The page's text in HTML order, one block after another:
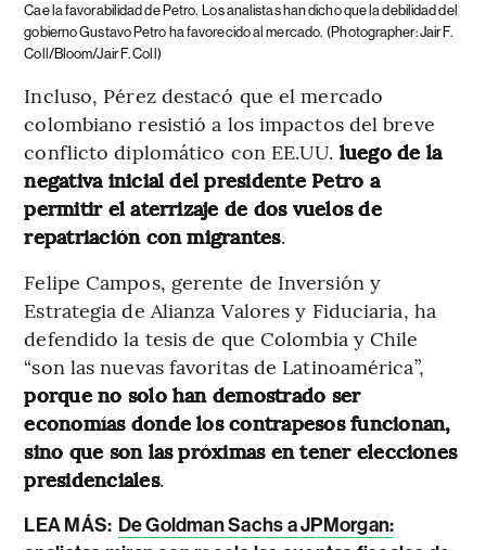
Cae la favorabilidad de Petro. Los analistas han dicho que la debilidad del
gobierno Gustavo Petro ha favorecido al mercado. (Photographer: Jair F.
Coll/Bloom/Jair F. Coll)
Incluso, Pérez destacó que el mercado
colombiano resistió a los impactos del breve
conflicto diplomático con EE.UU. luego de la
negativa inicial del presidente Petro a
permitir el aterrizaje de dos vuelos de
repatriación con migrantes.
Felipe Campos, gerente de Inversión y
Estrategia de Alianza Valores y Fiduciaria, ha
defendido la tesis de que Colombia y Chile
“son las nuevas favoritas de Latinoamérica”,
porque no solo han demostrado ser
economías donde los contrapesos funcionan,
sino que son las próximas en tener elecciones
presidenciales.
LEA MÁS: De Goldman Sachs a JPMorgan: